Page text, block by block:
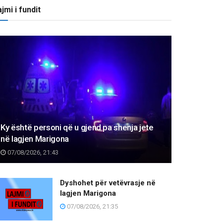
i fundit
Ky është personi që u gjend pa shenja jete
në lagjen Marigona
07/08/2026, 21:43
Dyshohet për vetëvrasje në
lagjen Marigona
07/08/2026, 21:35